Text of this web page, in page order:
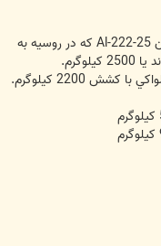
نوع مخصوص نيروي هوايي روسيه: موتور توربوفن Al-222-25 که در روسيه به